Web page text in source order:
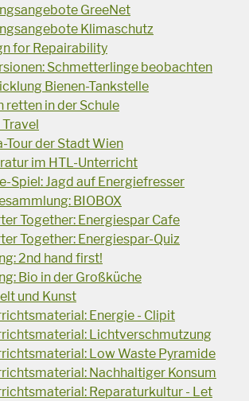
GreeNet
Klimaschutz
for Repairability
Schmetterlinge beobachten
Bienen-Tankstelle
retten in der Schule
Tour der Stadt Wien
im HTL-Unterricht
Spiel: Jagd auf Energiefresser
BIOBOX
Together: Energiespar Cafe
Together: Energiespar-Quiz
2nd hand first!
Bio in der Großküche
und Kunst
Energie - Clipit
Lichtverschmutzung
Low Waste Pyramide
Nachhaltiger Konsum
Reparaturkultur - Let